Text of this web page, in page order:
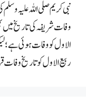
نبی کریم صلی اللہ علیہ
الاول کو وفات ہوئی ہے؛
ربیع الاول کو تاریخ وفات قرار دی